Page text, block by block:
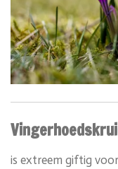
is extreem giftig